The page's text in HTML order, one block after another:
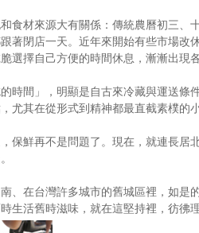
食材來源大有關係：傳統農曆初三、
著閉店一天。近年來開始有些市場改
選擇自己方便的時間休息，漸漸出現
時間」，明顯是自古來冷藏與運送條
尤其在從形式到精神都最直截素樸的
保鮮再不是問題了。現在，就連長居
、在台灣許多城市的舊城區裡，如是
生活舊時滋味，就在這堅持裡，彷彿